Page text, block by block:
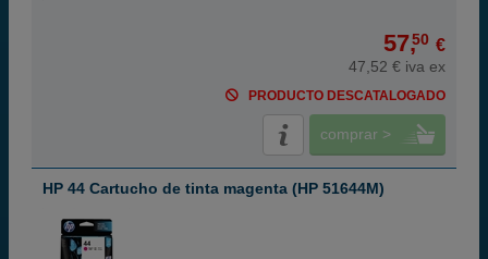
57,50 €
47,52 € iva ex
PRODUCTO DESCATALOGADO
comprar >
HP 44 Cartucho de tinta magenta (HP 51644M)